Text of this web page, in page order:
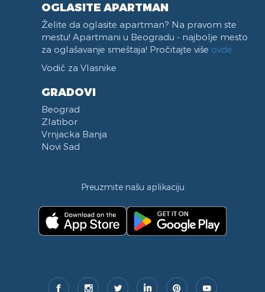
OGLASITE APARTMAN
Želite da oglasite apartman? Na pravom ste
mestu! Apartmani u Beogradu - najbolje mesto
za oglašavanje smeštaja! Pročitajte više ovde
Vodič za Vlasnike
GRADOVI
Beograd
Zlatibor
Vrnjacka Banja
Novi Sad
Preuzmite našu aplikaciju